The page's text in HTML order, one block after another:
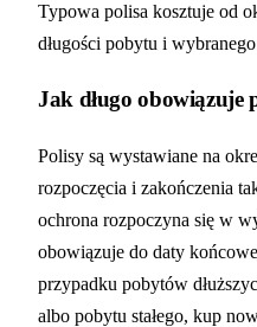
Typowa polisa kosztuje od
długości pobytu i
Jak długo obowiązuje
Polisy są wystawiane na
rozpoczęcia i zakończenia
ochrona rozpoczyna się w
obowiązuje do daty
przypadku pobytów
albo pobytu stałego, kup